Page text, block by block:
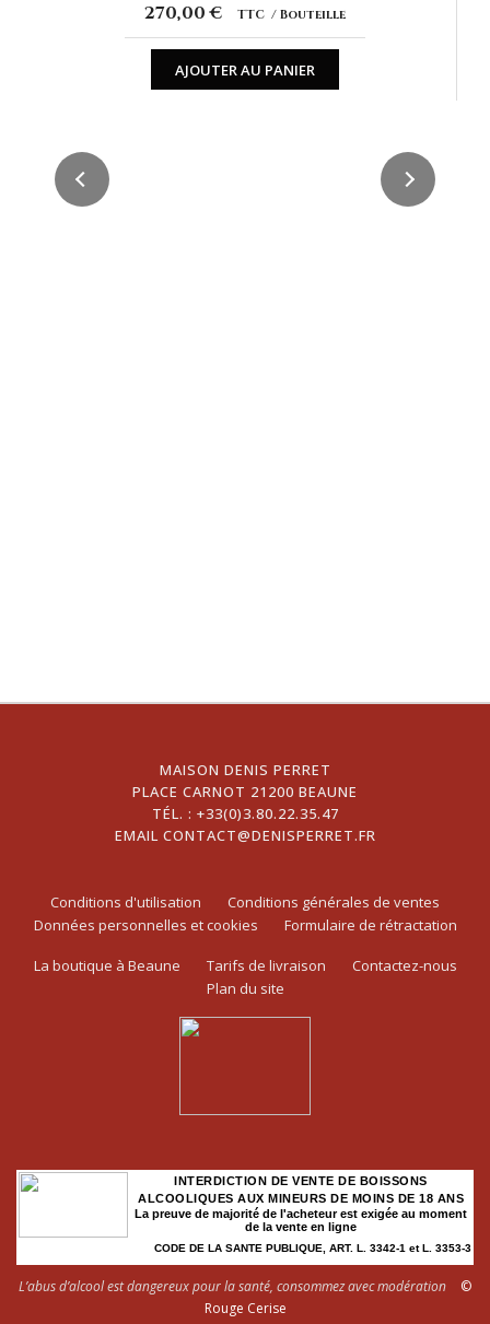
270,00 € TTC Bouteille
AJOUTER AU PANIER
MAISON DENIS PERRET
PLACE CARNOT 21200 BEAUNE
TÉL. : +33(0)3.80.22.35.47
EMAIL CONTACT@DENISPERRET.FR
Conditions d'utilisation
Conditions générales de ventes
Données personnelles et cookies
Formulaire de rétractation
La boutique à Beaune Tarifs de livraison
Contactez-nous
Plan du site
INTERDICTION DE VENTE DE BOISSONS
ALCOOLIQUES AUX MINEURS DE MOINS DE 18 ANS
La preuve de majorité de l'acheteur est exigée au moment
de la vente en ligne
CODE DE LA SANTE PUBLIQUE, ART. L. 3342-1 et L. 3353-3
L’abus d’alcool est dangereux pour la santé, consommez avec modération
©
Rouge Cerise